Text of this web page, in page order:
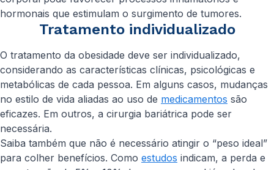
hormonais que estimulam o surgimento de tumores.
Tratamento individualizado
O tratamento da obesidade deve ser individualizado,
considerando as características clínicas, psicológicas e
metabólicas de cada pessoa. Em alguns casos, mudanças
no estilo de vida aliadas ao uso de medicamentos são
eficazes. Em outros, a cirurgia bariátrica pode ser
necessária.
Saiba também que não é necessário atingir o “peso ideal”
para colher benefícios. Como estudos indicam, a perda e